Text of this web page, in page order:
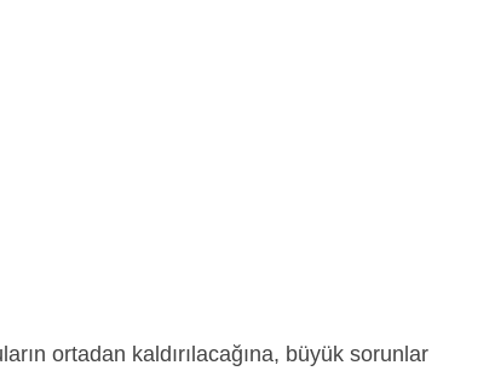
ortadan kaldırılacağına, büyük sorunlar